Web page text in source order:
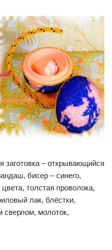
заготовка – открывающийся
бисер – синего,
толстая проволока,
лак, блёстки,
сверлом, молоток,